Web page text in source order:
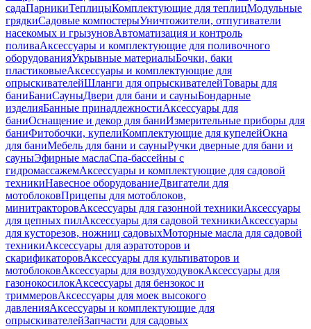
садаПарникиТеплицыКомплектующие для теплицМодульные
грядкиСадовые компостерыУничтожители, отпугиватели
насекомых и грызуновАвтоматизация и контроль
поливаАксессуары и комплектующие для поливочного
оборудованияУкрывные материалыБочки, баки
пластиковыеАксессуары и комплектующие для
опрыскивателейШланги для опрыскивателейТовары для
баниБаниСауныДвери для бани и сауныБондарные
изделияБанные принадлежностиАксессуары для
баниОснащение и декор для баниИзмерительные приборы для
баниФитобочки, купелиКомплектующие для купелейОкна
для баниМебель для бани и сауныРучки дверные для бани и
сауныЭфирные маслаСпа-бассейны с
гидромассажемАксессуары и комплектующие для садовой
техникиНавесное оборудованиеДвигатели для
мотоблоковПрицепы для мотоблоков,
минитракторовАксессуары для газонной техникиАксессуары
для цепных пилАксессуары для садовой техникиАксессуары
для кусторезов, ножниц садовыхМоторные масла для садовой
техникиАксессуары для аэратоторов и
скарификаторовАксессуары для культиваторов и
мотоблоковАксессуары для воздуходувокАксессуары для
газонокосилокАксессуары для бензокос и
триммеровАксессуары для моек высокого
давленияАксессуары и комплектующие для
опрыскивателейЗапчасти для садовых